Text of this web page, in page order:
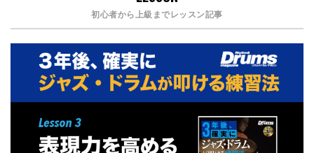
初心者から上級までレッスン記事